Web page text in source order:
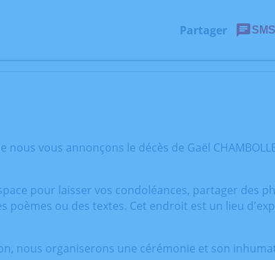
Partager SMS
nous vous annonçons le décès de Gaël
pour laisser vos condoléances, partager des
poèmes ou des textes. Cet endroit est un lieu
nous organiserons une cérémonie et son